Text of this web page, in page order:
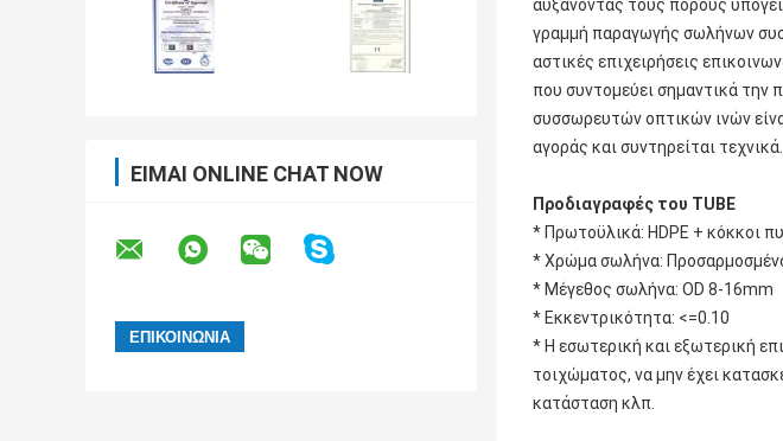
ΕΊΜΑΙ ONLINE CHAT NOW
αυξάνοντας τους πόρους
γραμμή παραγωγής σωλήνων
αστικές επιχειρήσεις
που συντομεύει σημαντικά
συσσωρευτών οπτικών ινών
αγοράς και συντηρείται τεχνικά.
Προδιαγραφές του TUBE
* Πρωτοϋλικά: HDPE + κόκκοι
* Χρώμα σωλήνα:
* Μέγεθος σωλήνα: OD 8-16mm
* Εκκεντρικότητα: <=0.10
* Η εσωτερική και εξωτερική
τοιχώματος, να μην έχει
κατάσταση κλπ.